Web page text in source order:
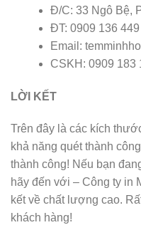
Đ/C: 33 Ngô Bệ,
ĐT: 0909 136
Email:
CSKH: 0909 183
LỜI KẾT
Trên đây là các kích
khả năng quét thành
thành công! Nếu bạn
hãy đến với – Công ty in
kết về chất lượng cao.
khách hàng!